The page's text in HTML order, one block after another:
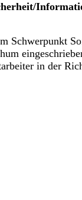
Schwerpunkt
in der